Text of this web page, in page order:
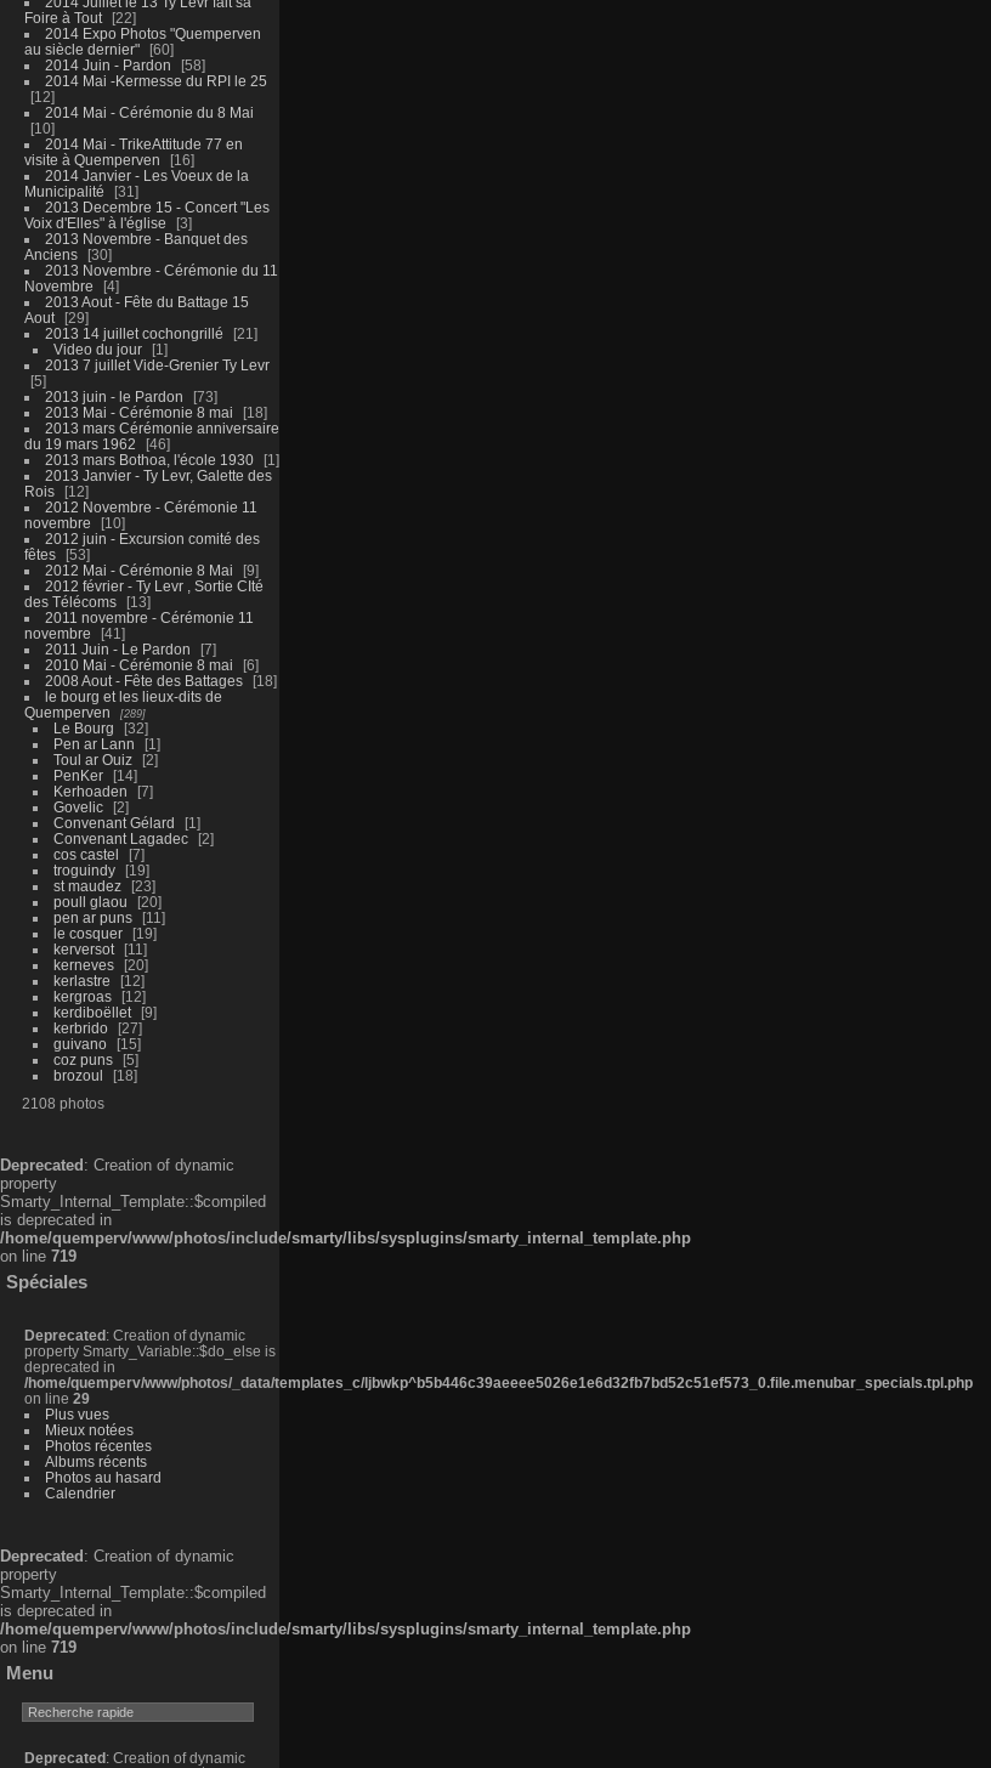
Foire à Tout
22
2014 Expo Photos "Quemperven
au siècle dernier"
60
2014 Juin - Pardon
58
2014 Mai -Kermesse du RPI le 25
12
2014 Mai - Cérémonie du 8 Mai
10
2014 Mai - TrikeAttitude 77 en
visite à Quemperven
16
2014 Janvier - Les Voeux de la
Municipalité
31
2013 Decembre 15 - Concert "Les
Voix d'Elles" à l'église
3
2013 Novembre - Banquet des
Anciens
30
2013 Novembre - Cérémonie du 11
Novembre
4
2013 Aout - Fête du Battage 15
Aout
29
2013 14 juillet cochongrillé
21
Video du jour
1
2013 7 juillet Vide-Grenier Ty Levr
5
2013 juin - le Pardon
73
2013 Mai - Cérémonie 8 mai
18
2013 mars Cérémonie anniversaire
du 19 mars 1962
46
2013 mars Bothoa, l'école 1930
1
2013 Janvier - Ty Levr, Galette des
Rois
12
2012 Novembre - Cérémonie 11
novembre
10
2012 juin - Excursion comité des
fêtes
53
2012 Mai - Cérémonie 8 Mai
9
2012 février - Ty Levr , Sortie CIté
des Télécoms
13
2011 novembre - Cérémonie 11
novembre
41
2011 Juin - Le Pardon
7
2010 Mai - Cérémonie 8 mai
6
2008 Aout - Fête des Battages
18
le bourg et les lieux-dits de
Quemperven
289
Le Bourg
32
Pen ar Lann
1
Toul ar Ouiz
2
PenKer
14
Kerhoaden
7
Govelic
2
Convenant Gélard
1
Convenant Lagadec
2
cos castel
7
troguindy
19
st maudez
23
poull glaou
20
pen ar puns
11
le cosquer
19
kerversot
11
kerneves
20
kerlastre
12
kergroas
12
kerdiboëllet
9
kerbrido
27
guivano
15
coz puns
5
brozoul
18
2108 photos
Deprecated : Creation of dynamic
property
Smarty_Internal_Template::$compiled
is deprecated in
/home/quemperv/www/photos/include/smarty/libs/sysplugins/smarty_internal_template.php
on line 719
Spéciales
Deprecated : Creation of dynamic
property Smarty_Variable::$do_else is
deprecated in
/home/quemperv/www/photos/_data/templates_c/ljbwkp^b5b446c39aeeee5026e1e6d32fb7bd52c51ef573_0.file.menubar_specials.tpl.php
on line 29
Plus vues
Mieux notées
Photos récentes
Albums récents
Photos au hasard
Calendrier
Deprecated : Creation of dynamic
property
Smarty_Internal_Template::$compiled
is deprecated in
/home/quemperv/www/photos/include/smarty/libs/sysplugins/smarty_internal_template.php
on line 719
Menu
Deprecated : Creation of dynamic